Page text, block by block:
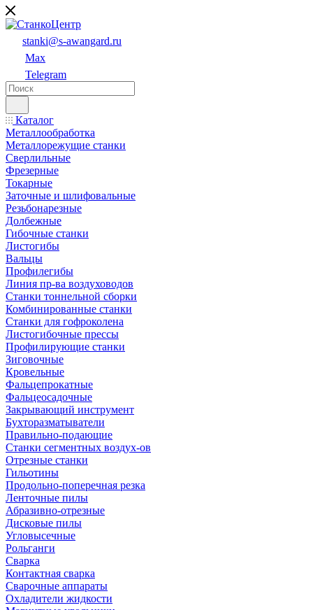
stanki@s-awangard.ru
Max
Telegram
Каталог
Металлообработка
Металлорежущие станки
Сверлильные
Фрезерные
Токарные
Заточные и шлифовальные
Резьбонарезные
Долбежные
Гибочные станки
Листогибы
Вальцы
Профилегибы
Линия пр-ва воздуховодов
Станки тоннельной сборки
Комбинированные станки
Станки для гофроколена
Листогибочные прессы
Профилирующие станки
Зиговочные
Кровельные
Фальцепрокатные
Фальцеосадочные
Закрывающий инструмент
Бухторазматыватели
Правильно-подающие
Станки сегментных воздух-ов
Отрезные станки
Гильотины
Продольно-поперечная резка
Ленточные пилы
Абразивно-отрезные
Дисковые пилы
Угловысечные
Рольганги
Сварка
Контактная сварка
Сварочные аппараты
Охладители жидкости